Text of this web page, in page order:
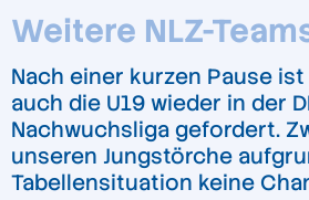
Weitere NLZ-
Nach einer kurzen Pause
auch die U19 wieder in der
Nachwuchsliga gefordert.
unseren Jungstörche
Tabellensituation keine